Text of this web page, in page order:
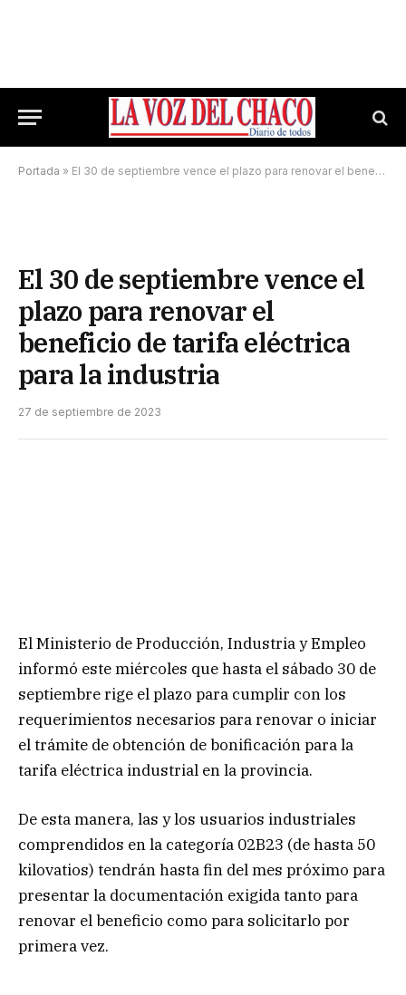
Portada » El 30 de septiembre vence el plazo para renovar el beneficio de tarifa eléctrica para la industria
El 30 de septiembre vence el
plazo para renovar el
beneficio de tarifa eléctrica
para la industria
27 de septiembre de 2023
El Ministerio de Producción, Industria y Empleo
informó este miércoles que hasta el sábado 30 de
septiembre rige el plazo para cumplir con los
requerimientos necesarios para renovar o iniciar
el trámite de obtención de bonificación para la
tarifa eléctrica industrial en la provincia.
De esta manera, las y los usuarios industriales
comprendidos en la categoría 02B23 (de hasta 50
kilovatios) tendrán hasta fin del mes próximo para
presentar la documentación exigida tanto para
renovar el beneficio como para solicitarlo por
primera vez.